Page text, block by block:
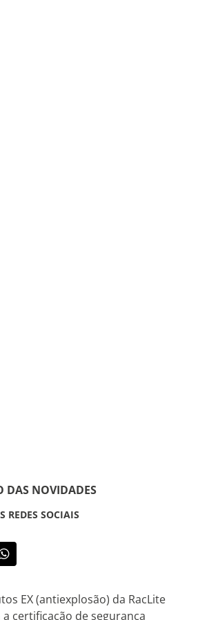
DAS NOVIDADES
REDES SOCIAIS
EX (antiexplosão) da RacLite
certificação de segurança